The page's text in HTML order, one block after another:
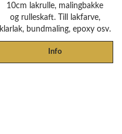
10cm lakrulle, malingbakke
og rulleskaft. Till lakfarve,
klarlak, bundmaling, epoxy osv.
Info